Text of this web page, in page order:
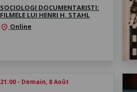
SOCIOLOGI DOCUMENTARIȘTI:
FILMELE LUI HENRI H. STAHL
location_on Online
21:00 - Demain, 8 Août